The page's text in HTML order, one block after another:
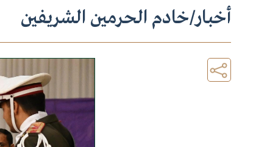
أخبار/خادم الحرمين الشريفين